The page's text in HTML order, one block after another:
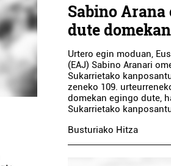
Sabino
dute domekan
Urtero egin moduan,
(EAJ) Sabino Aranari
Sukarrietako
zeneko 109.
domekan egingo dute,
Sukarrietako
Busturiako Hitza